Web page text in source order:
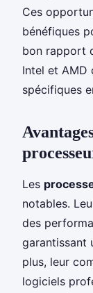
Ces
bénéfiques
bon rapport
Intel et AMD
spécifiques
Les
notables.
des
garantissant
plus, leur
logiciels